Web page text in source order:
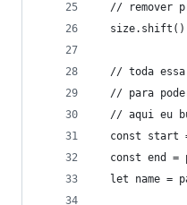
// remover
  size.shift()
// toda
// para
// aqui eu
const start
const end =
let name =